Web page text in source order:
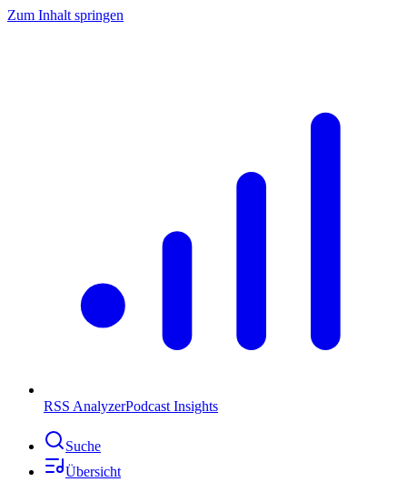
Zum Inhalt springen
RSS AnalyzerPodcast Insights
Suche
Übersicht